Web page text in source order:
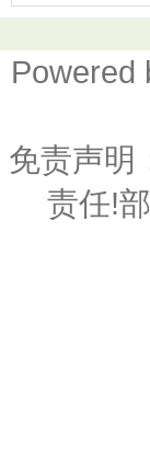
Powered
免责声明
责任!